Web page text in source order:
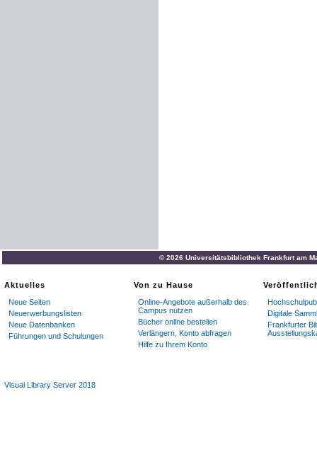
© 2026 Universitätsbibliothek Frankfurt am
Aktuelles
Neue Seiten
Neuerwerbungslisten
Neue Datenbanken
Führungen und Schulungen
Von zu Hause
Online-Angebote außerhalb des
Campus nutzen
Bücher online bestellen
Verlängern, Konto abfragen
Hilfe zu Ihrem Konto
Digitale
Frankfurter
Visual Library Server 2018